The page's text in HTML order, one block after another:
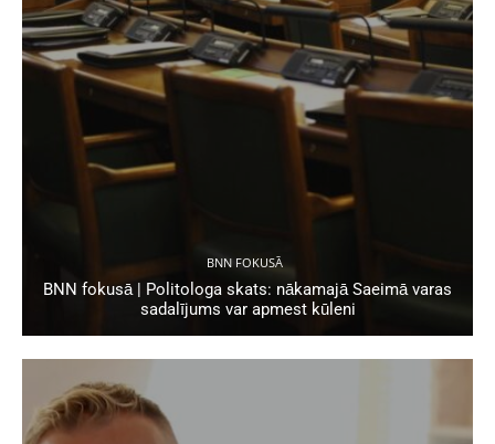
BNN FOKUSĀ
BNN fokusā | Politologa skats: nākamajā Saeimā varas
sadalījums var apmest kūleni